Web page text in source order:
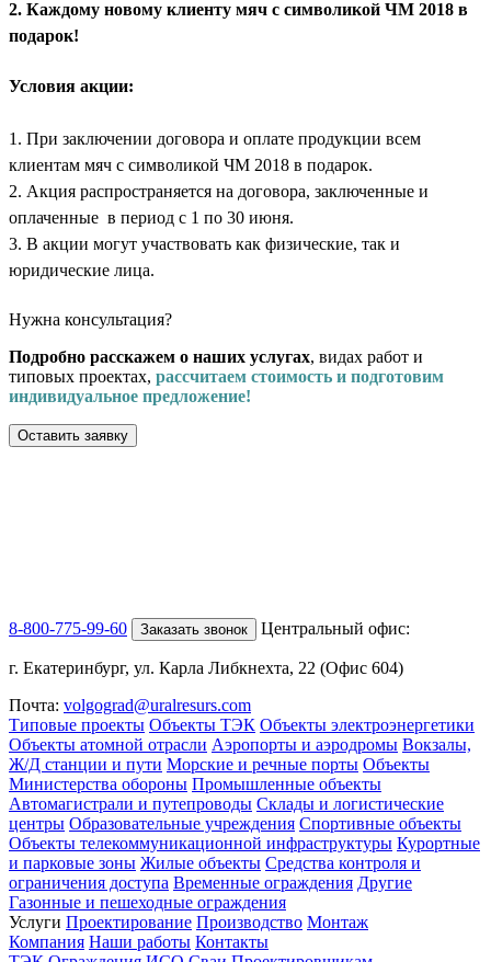
2. Каждому новому клиенту мяч с символикой ЧМ 2018 в
подарок!
Условия акции:
1. При заключении договора и оплате продукции всем
клиентам мяч с символикой ЧМ 2018 в подарок.
2. Акция распространяется на договора, заключенные и
оплаченные в период с 1 по 30 июня.
3. В акции могут участвовать как физические, так и
юридические лица.
Нужна консультация?
Подробно расскажем о наших услугах, видах работ и
типовых проектах, рассчитаем стоимость и подготовим
индивидуальное предложение!
Оставить заявку
8-800-775-99-60 Заказать звонок Центральный офис:
г. Екатеринбург, ул. Карла Либкнехта, 22 (Офис 604)
Почта: volgograd@uralresurs.com
Типовые проекты Объекты ТЭК Объекты электроэнергетики
Объекты атомной отрасли Аэропорты и аэродромы Вокзалы,
Ж/Д станции и пути Морские и речные порты Объекты
Министерства обороны Промышленные объекты
Автомагистрали и путепроводы Склады и логистические
центры Образовательные учреждения Спортивные объекты
Объекты телекоммуникационной инфраструктуры Курортные
и парковые зоны Жилые объекты Средства контроля и
ограничения доступа Временные ограждения Другие
Газонные и пешеходные ограждения
Услуги Проектирование Производство Монтаж
Компания Наши работы Контакты